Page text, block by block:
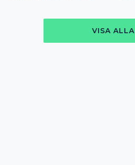
VISA ALLA